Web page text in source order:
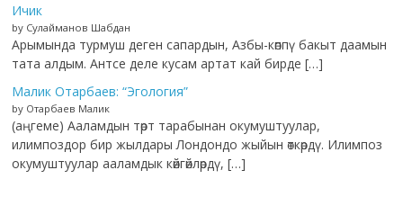
Ичик
by Сулайманов Шабдан
Арымында турмуш деген сапардын, Азбы-көппү бакыт даамын
тата алдым. Антсе деле кусам артат кай бирде […]
Малик Отарбаев: “Эгология”
by Отарбаев Малик
(аңгеме) Ааламдын төрт тарабынан окумуштуулар,
илимпоздор бир жылдары Лондондо жыйын өткөрдү. Илимпоз
окумуштуулар ааламдык көйгөйлөрдү, […]